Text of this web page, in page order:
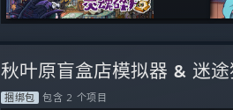
秋叶原盲盒店模拟器 & 迷
捆绑包 包含 2 个项目